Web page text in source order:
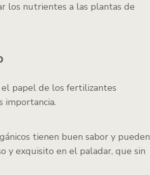
los nutrientes a las plantas de
papel de los fertilizantes
importancia.
tienen buen sabor y pueden
y exquisito en el paladar, que sin